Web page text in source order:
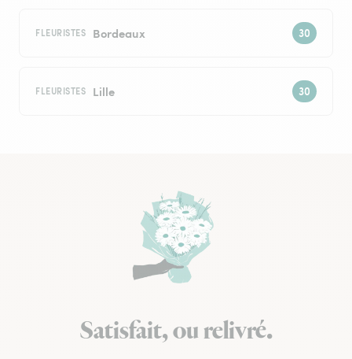
FLEURISTES Bordeaux
FLEURISTES Lille
Satisfait, ou relivré.